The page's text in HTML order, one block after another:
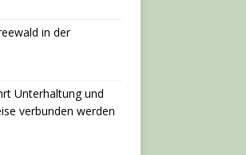
in der
Unterhaltung und
verbunden werden